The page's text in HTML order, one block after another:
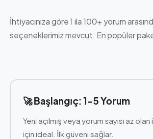
İhtiyacınıza göre 1 ila 100+ yorum
seçeneklerimiz mevcut. En popüler
🚀 Başlangıç: 1-5 Yorum
Yeni açılmış veya yorum sayısı az
için ideal. İlk güveni sağlar.